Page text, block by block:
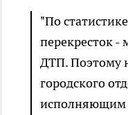
"По
перекресток -
ДТП. Поэтому
городского
исполняющим